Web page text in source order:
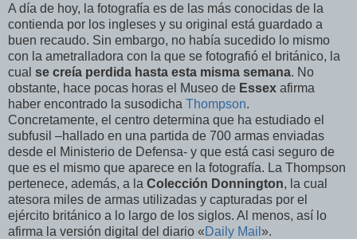
A día de hoy, la fotografía es de las más conocidas de la
contienda por los ingleses y su original está guardado a
buen recaudo. Sin embargo, no había sucedido lo mismo
con la ametralladora con la que se fotografió el británico, la
cual se creía perdida hasta esta misma semana. No
obstante, hace pocas horas el Museo de Essex afirma
haber encontrado la susodicha Thompson.
Concretamente, el centro determina que ha estudiado el
subfusil –hallado en una partida de 700 armas enviadas
desde el Ministerio de Defensa- y que está casi seguro de
que es el mismo que aparece en la fotografía. La Thompson
pertenece, además, a la Colección Donnington, la cual
atesora miles de armas utilizadas y capturadas por el
ejército británico a lo largo de los siglos. Al menos, así lo
afirma la versión digital del diario «Daily Mail ».